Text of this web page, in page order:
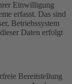
Einwilligung
erfasst. Das sind
Betriebssystem
Daten erfolgt
Bereitstellung